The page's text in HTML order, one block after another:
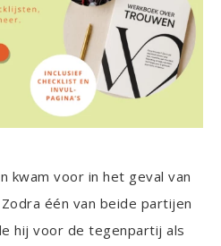
kwam voor in het geval van
één van beide partijen
hij voor de tegenpartij als